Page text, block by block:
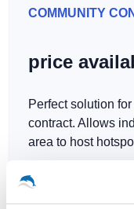
COMMUNITY
price
Perfect solution
contract. Allows
area to host